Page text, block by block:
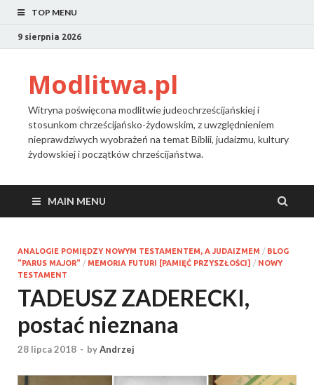
TOP MENU
9 sierpnia 2026
Modlitwa.pl
Witryna poświęcona modlitwie judeochrześcijańskiej i
stosunkom chrześcijańsko-żydowskim, z uwzględnieniem
nieprawdziwych wyobrażeń na temat Biblii, judaizmu, kultury
żydowskiej i początków chrześcijaństwa.
MAIN MENU
ANALOGIE POMIĘDZY NOWYM TESTAMENTEM, A JUDAIZMEM / BLOG
"PARUS MAJOR" / MEMORIA FUTURI [PAMIĘĆ PRZYSZŁOŚCI] / NOWY
TESTAMENT
TADEUSZ ZADERECKI,
postać nieznana
28 lipca 2018 - byAndrzej